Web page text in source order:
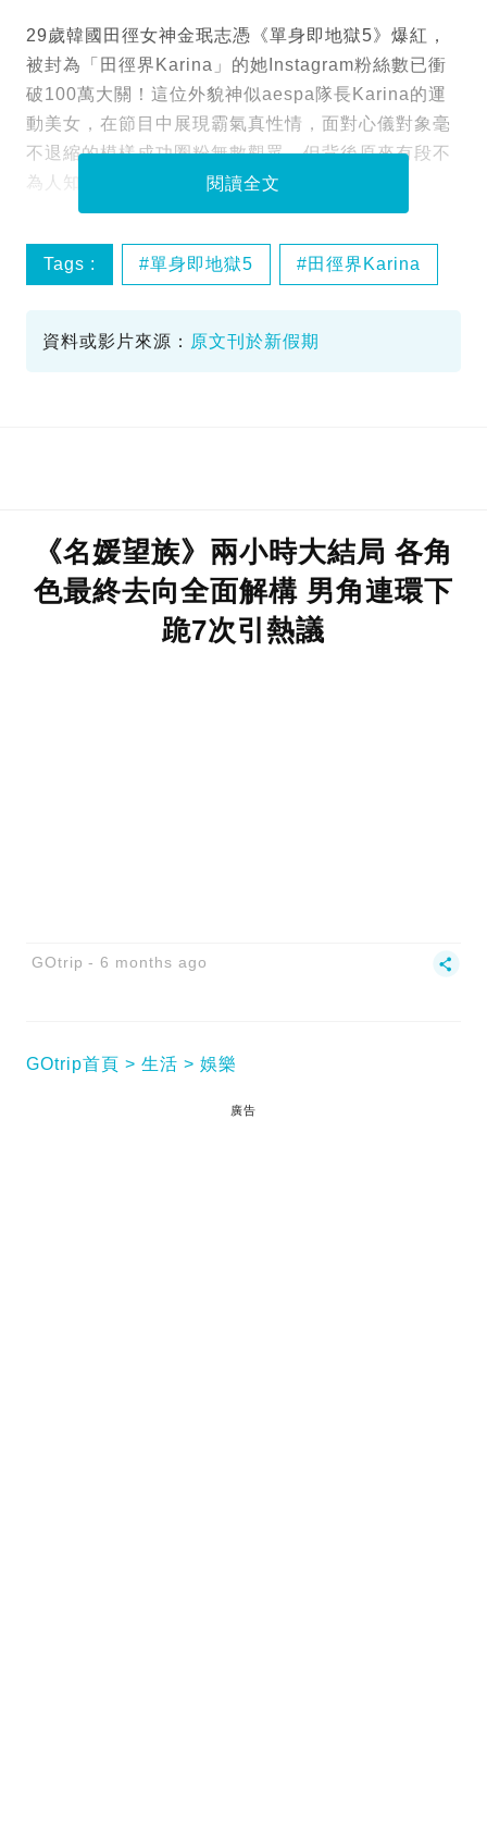
29歲韓國田徑女神金珉志憑《單身即地獄5》爆紅，
被封為「田徑界Karina」的她Instagram粉絲數已衝
破100萬大關！這位外貌神似aespa隊長Karina的運
動美女，在節目中展現霸氣真性情，面對心儀對象毫
不退縮的模樣成功圈粉無數觀眾，但背後原來有段不
為人知的灰暗過去。
閱讀全文
Tags : 單身即地獄5 田徑界Karina
資料或影片來源： 原文刊於新假期
《名媛望族》兩小時大結局 各角
色最終去向全面解構 男角連環下
跪7次引熱議
GOtrip 6 months ago
GOtrip首頁 生活 娛樂
廣告